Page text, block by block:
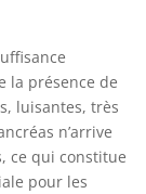
la présence de
luisantes, très
n’arrive
ce qui constitue
pour les